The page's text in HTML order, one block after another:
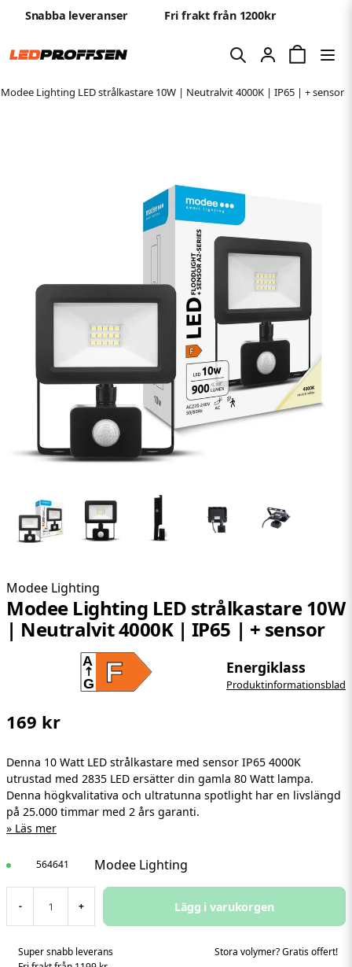
Snabba leveranser Fri frakt från 1200kr
Modee Lighting LED strålkastare 10W | Neutralvit 4000K | IP65 | + sensor
Modee Lighting
Modee Lighting LED strålkastare 10W
| Neutralvit 4000K | IP65 | + sensor
F
A
G
Energiklass
Produktinformationsblad
169 kr
Denna 10 Watt LED strålkastare med sensor IP65 4000K
utrustad med 2835 LED ersätter din gamla 80 Watt lampa.
Denna högkvalitativa och ultratunna spotlight har en livslängd
på 25.000 timmar med 2 års garanti.
Läs mer
564641 Modee Lighting
- + Lägg i varukorgen
Super snabb leverans
Stora volymer? Gratis offert!